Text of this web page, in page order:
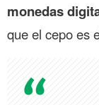
monedas
que el cepo es